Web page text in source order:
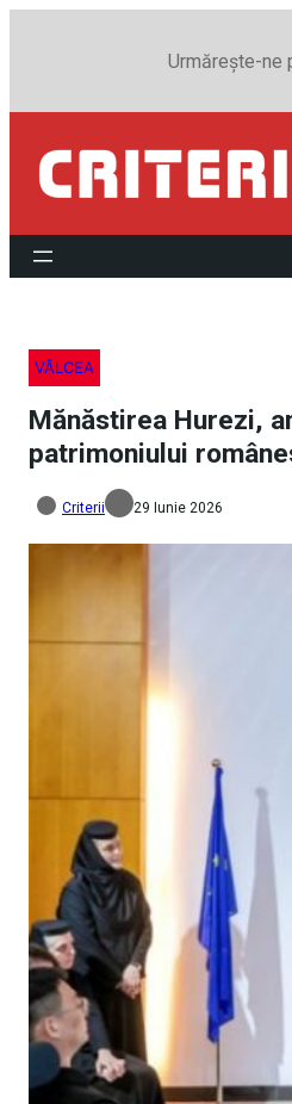
Urmărește-ne
VÂLCEA
Mănăstirea Hurezi,
patrimoniului
Criterii 29 Iunie 2026